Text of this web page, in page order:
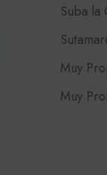
Suba la
Muy
Muy